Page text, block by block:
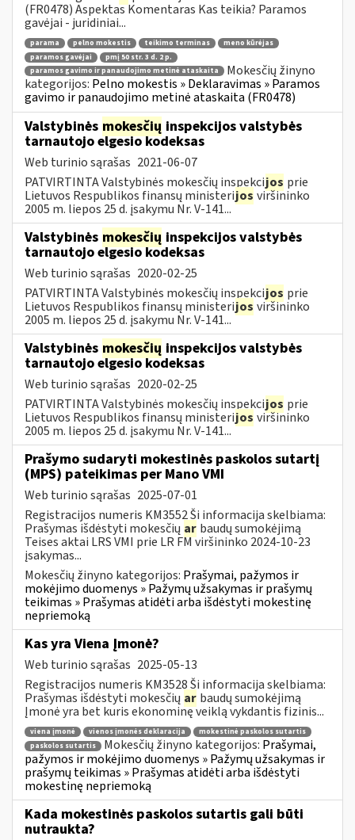
(FR0478) Aspektas Komentaras Kas teikia? Paramos
gavėjai - juridiniai...
parama pelno mokestis teikimo terminas
meno kūrėjas
paramos gavėjai
pmį 50 str. 3 d. 2 p.
paramos gavimo ir panaudojimo metinė ataskaita
Mokesčių žinyno
kategorijos: Pelno mokestis » Deklaravimas » Paramos
gavimo ir panaudojimo metinė ataskaita (FR0478)
Valstybinės mokesčių inspekcijos valstybės
tarnautojo elgesio kodeksas
Web turinio sąrašas 2021-06-07
PATVIRTINTA Valstybinės mokesčių inspekcijos prie
Lietuvos Respublikos finansų ministerijos viršininko
2005 m. liepos 25 d. įsakymu Nr. V-141...
Valstybinės mokesčių inspekcijos valstybės
tarnautojo elgesio kodeksas
Web turinio sąrašas 2020-02-25
PATVIRTINTA Valstybinės mokesčių inspekcijos prie
Lietuvos Respublikos finansų ministerijos viršininko
2005 m. liepos 25 d. įsakymu Nr. V-141...
Valstybinės mokesčių inspekcijos valstybės
tarnautojo elgesio kodeksas
Web turinio sąrašas 2020-02-25
PATVIRTINTA Valstybinės mokesčių inspekcijos prie
Lietuvos Respublikos finansų ministerijos viršininko
2005 m. liepos 25 d. įsakymu Nr. V-141...
Prašymo sudaryti mokestinės paskolos sutartį
(MPS) pateikimas per Mano VMI
Web turinio sąrašas 2025-07-01
Registracijos numeris KM3552 Ši informacija skelbiama:
Prašymas išdėstyti mokesčių ar baudų sumokėjimą
Teises aktai LRS VMI prie LR FM viršininko 2024-10-23
įsakymas...
Mokesčių žinyno kategorijos: Prašymai, pažymos ir
mokėjimo duomenys » Pažymų užsakymas ir prašymų
teikimas » Prašymas atidėti arba išdėstyti mokestinę
nepriemoką
Kas yra Viena Įmonė?
Web turinio sąrašas 2025-05-13
Registracijos numeris KM3528 Ši informacija skelbiama:
Prašymas išdėstyti mokesčių ar baudų sumokėjimą
Įmonė yra bet kuris ekonominę veiklą vykdantis fizinis...
viena įmonė vienos įmonės deklaracija
mokestinė paskolos sutartis
paskolos sutartis
Mokesčių žinyno kategorijos: Prašymai,
pažymos ir mokėjimo duomenys » Pažymų užsakymas ir
prašymų teikimas » Prašymas atidėti arba išdėstyti
mokestinę nepriemoką
Kada mokestinės paskolos sutartis gali būti
nutraukta?